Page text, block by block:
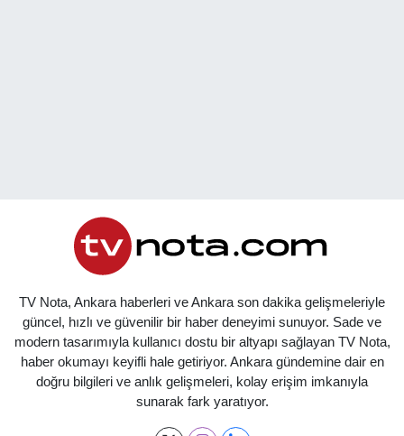
TV Nota, Ankara haberleri ve Ankara son dakika gelişmeleriyle
güncel, hızlı ve güvenilir bir haber deneyimi sunuyor. Sade ve
modern tasarımıyla kullanıcı dostu bir altyapı sağlayan TV Nota,
haber okumayı keyifli hale getiriyor. Ankara gündemine dair en
doğru bilgileri ve anlık gelişmeleri, kolay erişim imkanıyla
sunarak fark yaratıyor.